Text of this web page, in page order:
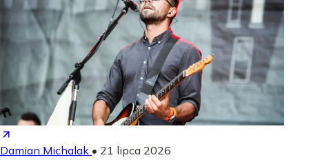
Damian Michalak • 21 lipca 2026